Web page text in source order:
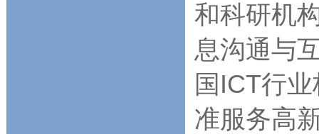
和科研机
息沟通与
国ICT行
准服务高